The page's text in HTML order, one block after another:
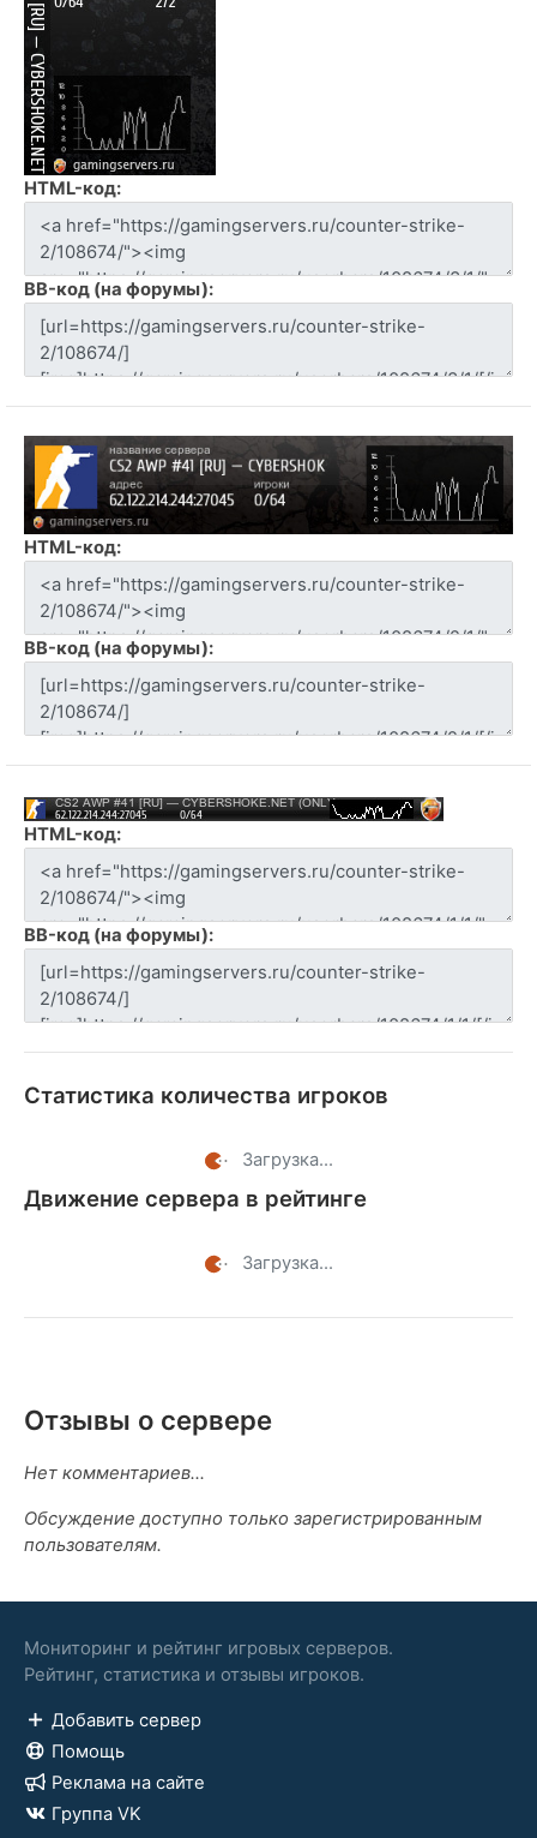
HTML-код:
BB-код (на форумы):
HTML-код:
BB-код (на форумы):
HTML-код:
BB-код (на форумы):
Статистика количества игроков
Загрузка...
Движение сервера в рейтинге
Загрузка...
Отзывы о сервере
Нет комментариев...
Обсуждение доступно только зарегистрированным
пользователям.
Мониторинг и рейтинг игровых серверов.
Рейтинг, статистика и отзывы игроков.
Добавить сервер
Помощь
Реклама на сайте
Группа VK